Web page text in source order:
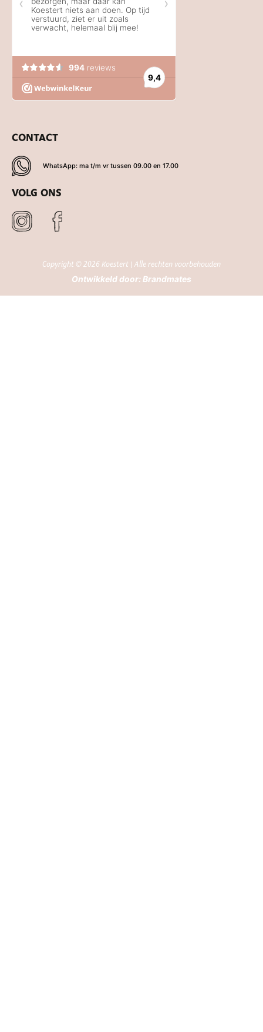
CONTACT
WhatsApp: ma t/m vr tussen 09.00 en 17.00
VOLG ONS
Copyright © 2026 Koestert | Alle rechten voorbehouden
Ontwikkeld door: Brandmates